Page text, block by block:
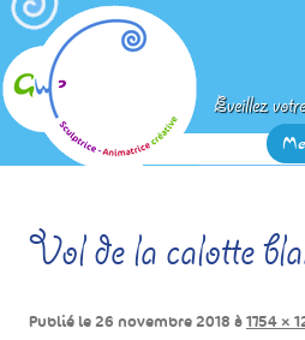
Eveillez
Vol de la calotte
Publié le26 novembre 2018 à1754 ×